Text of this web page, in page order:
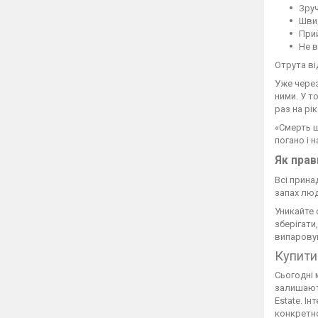
Не
Отрута
Уже
ними. У
раз на
«Смерть
погано і
Як
Всі
запах
Сьогодні
Estate.